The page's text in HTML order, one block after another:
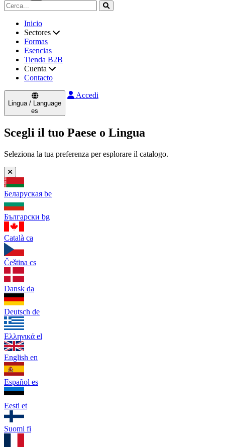
Inicio
Sectores
Formas
Esencias
Tienda B2B
Cuenta
Contacto
Lingua / Language
es
Accedi
Scegli il tuo Paese o Lingua
Seleziona la tua preferenza per esplorare il catalogo.
Беларуская be
Български bg
Català ca
Čeština cs
Dansk da
Deutsch de
Ελληνικά el
English en
Español es
Eesti et
Suomi fi